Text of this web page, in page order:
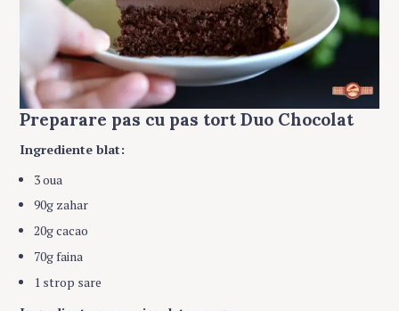
Preparare pas cu pas tort Duo Chocolat
Ingrediente blat:
3 oua
90g zahar
20g cacao
70g faina
1 strop sare